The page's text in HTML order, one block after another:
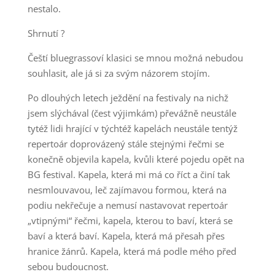
nestalo.
Shrnutí ?
Čeští bluegrassoví klasici se mnou možná nebudou
souhlasit, ale já si za svým názorem stojím.
Po dlouhých letech ježdění na festivaly na nichž
jsem slýchával (čest výjimkám) převážně neustále
tytéž lidi hrající v týchtéž kapelách neustále tentýž
repertoár doprovázený stále stejnými řečmi se
konečně objevila kapela, kvůli které pojedu opět na
BG festival. Kapela, která mi má co říct a činí tak
nesmlouvavou, leč zajímavou formou, která na
podiu nekřečuje a nemusí nastavovat repertoár
„vtipnými“ řečmi, kapela, kterou to baví, která se
baví a která baví. Kapela, která má přesah přes
hranice žánrů. Kapela, která má podle mého před
sebou budoucnost.